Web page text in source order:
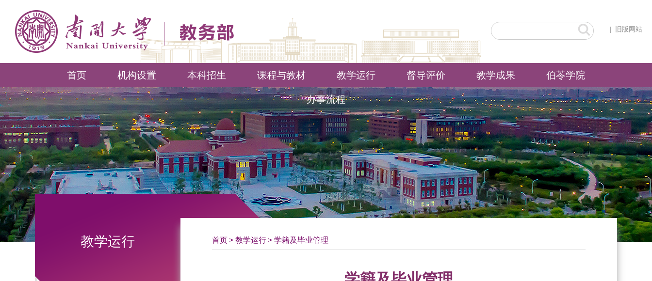
旧版网站
首页 机构设置 本科招生 课程与教材 教学运行 督导评价 教学成果 伯苓学院
办事流程
教学运行 首页 教学运行 学籍及毕业管理